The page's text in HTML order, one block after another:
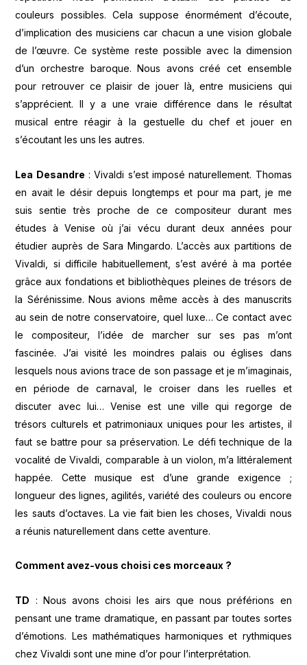
couleurs possibles. Cela suppose énormément d’écoute,
d’implication des musiciens car chacun a une vision globale
de l’œuvre. Ce système reste possible avec la dimension
d’un orchestre baroque. Nous avons créé cet ensemble
pour retrouver ce plaisir de jouer là, entre musiciens qui
s’apprécient. Il y a une vraie différence dans le résultat
musical entre réagir à la gestuelle du chef et jouer en
s’écoutant les uns les autres.
Lea Desandre : Vivaldi s’est imposé naturellement. Thomas
en avait le désir depuis longtemps et pour ma part, je me
suis sentie très proche de ce compositeur durant mes
études à Venise où j’ai vécu durant deux années pour
étudier auprès de Sara Mingardo. L’accès aux partitions de
Vivaldi, si difficile habituellement, s’est avéré à ma portée
grâce aux fondations et bibliothèques pleines de trésors de
la Sérénissime. Nous avions même accès à des manuscrits
au sein de notre conservatoire, quel luxe… Ce contact avec
le compositeur, l’idée de marcher sur ses pas m’ont
fascinée. J’ai visité les moindres palais ou églises dans
lesquels nous avions trace de son passage et je m’imaginais,
en période de carnaval, le croiser dans les ruelles et
discuter avec lui… Venise est une ville qui regorge de
trésors culturels et patrimoniaux uniques pour les artistes, il
faut se battre pour sa préservation. Le défi technique de la
vocalité de Vivaldi, comparable à un violon, m’a littéralement
happée. Cette musique est d’une grande exigence ;
longueur des lignes, agilités, variété des couleurs ou encore
les sauts d’octaves. La vie fait bien les choses, Vivaldi nous
a réunis naturellement dans cette aventure.
Comment avez-vous choisi ces morceaux ?
TD : Nous avons choisi les airs que nous préférions en
pensant une trame dramatique, en passant par toutes sortes
d’émotions. Les mathématiques harmoniques et rythmiques
chez Vivaldi sont une mine d’or pour l’interprétation.